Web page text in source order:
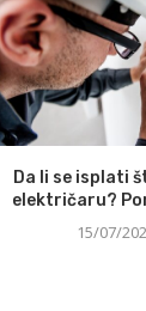
Da li se isplati
električaru?
15/07/